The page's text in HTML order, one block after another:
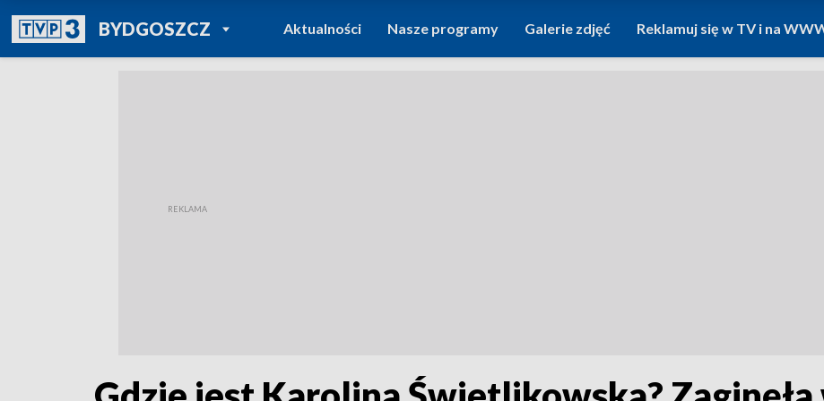
BYDGOSZCZPOWRÓT DO
TVP REGIONY
Aktualności Nasze programy Galerie zdjęć Reklamuj się w TV i na